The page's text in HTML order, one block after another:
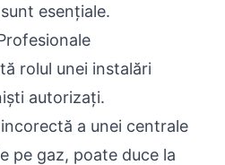
esențiale.
rolul unei instalări
autorizați.
a unei centrale
pe gaz, poate duce la